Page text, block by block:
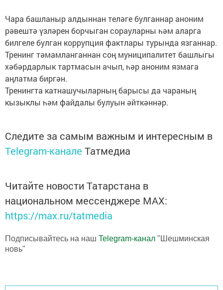
Чара башланыр алдыннан теләге булганнар аноним
рәвештә үзләрен борчыган сорауларны һәм аларга
билгеле булган коррупция фактлары турында язганнар.
Тренинг тәмамланганнан соң муниципалитет башлыгы
хәбәрдарлык тартмасын ачып, һәр аноним язмага
аңлатма биргән.
Тренингта катнашучыларның барысы да чараның
кызыклы һәм файдалы булуын әйткәннәр.
Следите за самым важным и интересным в
Telegram-канале Татмедиа
Читайте новости Татарстана в
национальном мессенджере MАХ:
https://max.ru/tatmedia
Подписывайтесь на наш Telegram-канал "Шешминская
новь"